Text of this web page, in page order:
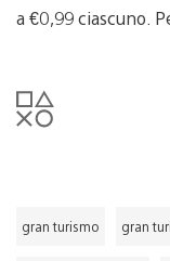
a €0,99 ciascuno.
gran turismo gran